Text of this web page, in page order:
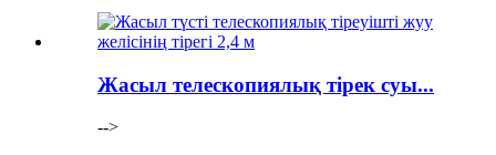
Жасыл телескопиялық тірек суы...
-->